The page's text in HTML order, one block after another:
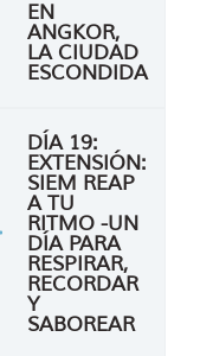
EN
ANGKOR,
LA CIUDAD
ESCONDIDA
DÍA 19:
EXTENSIÓN:
SIEM REAP
A TU
RITMO -UN
DÍA PARA
RESPIRAR,
RECORDAR
Y
SABOREAR